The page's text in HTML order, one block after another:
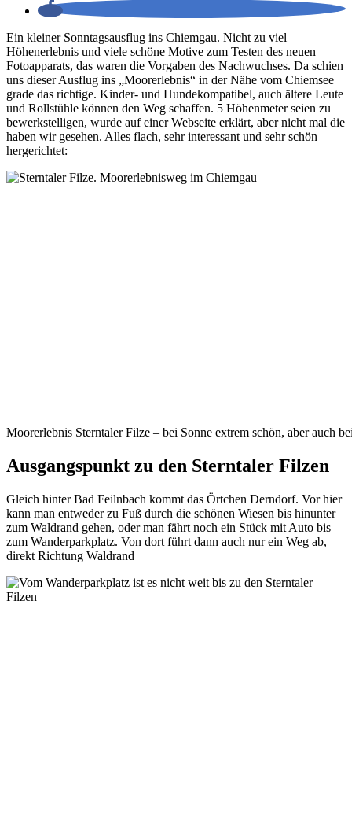
Ein kleiner Sonntagsausflug ins Chiemgau. Nicht zu viel
Höhenerlebnis und viele schöne Motive zum Testen des neuen
Fotoapparats, das waren die Vorgaben des Nachwuchses. Da schien
uns dieser Ausflug ins „Moorerlebnis“ in der Nähe vom Chiemsee
grade das richtige. Kinder- und Hundekompatibel, auch ältere Leute
und Rollstühle können den Weg schaffen. 5 Höhenmeter seien zu
bewerkstelligen, wurde auf einer Webseite erklärt, aber nicht mal die
haben wir gesehen. Alles flach, sehr interessant und sehr schön
hergerichtet:
Moorerlebnis Sterntaler Filze – bei Sonne extrem schön, aber auch
Ausgangspunkt zu den Sterntaler Filzen
Gleich hinter Bad Feilnbach kommt das Örtchen Derndorf. Vor hier
kann man entweder zu Fuß durch die schönen Wiesen bis hinunter
zum Waldrand gehen, oder man fährt noch ein Stück mit Auto bis
zum Wanderparkplatz. Von dort führt dann auch nur ein Weg ab,
direkt Richtung Waldrand